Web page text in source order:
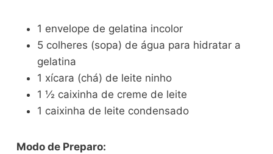
1 envelope de gelatina incolor
5 colheres (sopa) de água para hidratar a
gelatina
1 xícara (chá) de leite ninho
1 ½ caixinha de creme de leite
1 caixinha de leite condensado
Modo de Preparo: